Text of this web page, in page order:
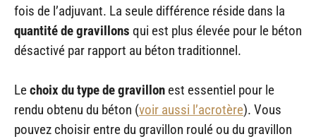
fois de l’adjuvant. La seule différence réside dans la
quantité de gravillons qui est plus élevée pour le béton
désactivé par rapport au béton traditionnel.
Lechoix du type de gravillon est essentiel pour le
rendu obtenu du béton (voir aussi l’acrotère). Vous
pouvez choisir entre du gravillon roulé ou du gravillon